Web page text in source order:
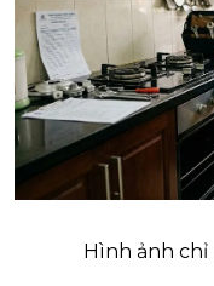
Hình ảnh